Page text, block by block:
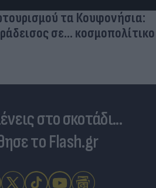
τα Κουφονήσια:
σε... κοσμοπολίτικο
στο σκοτάδι...
το Flash.gr